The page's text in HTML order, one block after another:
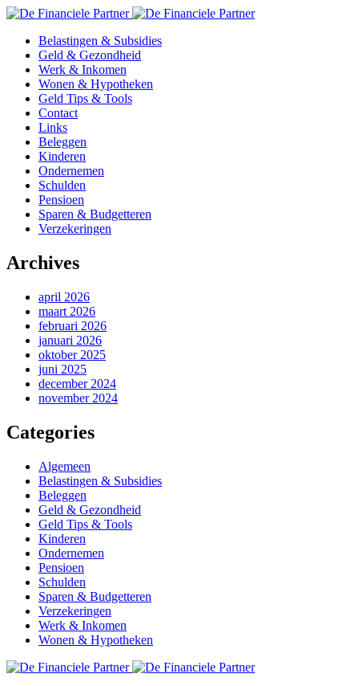
Belastingen & Subsidies
Geld & Gezondheid
Werk & Inkomen
Wonen & Hypotheken
Geld Tips & Tools
Contact
Links
Beleggen
Kinderen
Ondernemen
Schulden
Pensioen
Sparen & Budgetteren
Verzekeringen
Archives
april 2026
maart 2026
februari 2026
januari 2026
oktober 2025
juni 2025
december 2024
november 2024
Categories
Algemeen
Belastingen & Subsidies
Beleggen
Geld & Gezondheid
Geld Tips & Tools
Kinderen
Ondernemen
Pensioen
Schulden
Sparen & Budgetteren
Verzekeringen
Werk & Inkomen
Wonen & Hypotheken